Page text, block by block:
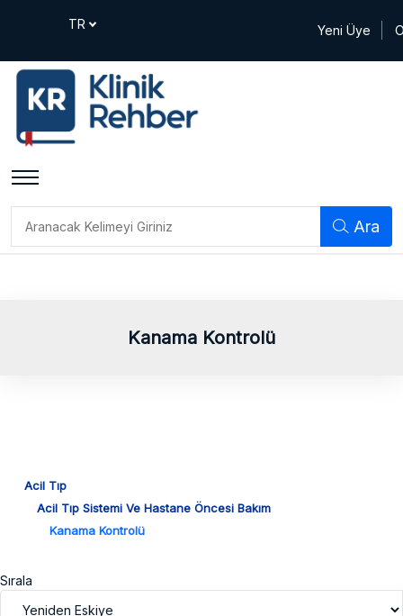
Yeni Üye
Ara
Kanama Kontrolü
Acil Tıp
Acil Tıp Sistemi Ve Hastane Öncesi Bakım
Kanama Kontrolü
Sırala